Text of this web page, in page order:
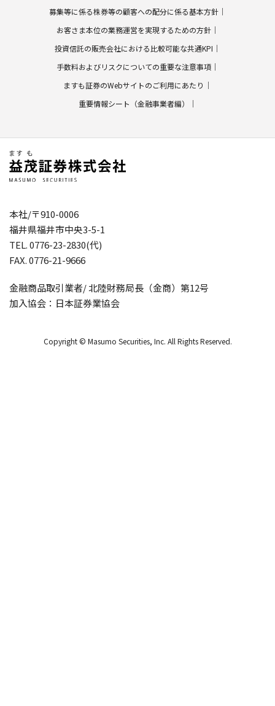
募集等に係る株券等の顧客への配分に係る基本方針
お客さま本位の業務運営を実現するための方針
投資信託の販売会社における比較可能な共通KPI
手数料およびリスクについての重要な注意事項
ますも証券のWebサイトのご利用にあたり
重要情報シート（金融事業者編）
本社/〒910-0006
福井県福井市中央3-5-1
TEL. 0776-23-2830(代)
FAX. 0776-21-9666
金融商品取引業者/ 北陸財務局長（金商）第12号
加入協会：日本証券業協会
Copyright © Masumo Securities, Inc. All Rights Reserved.